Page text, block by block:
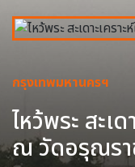
กรุงเทพมหานครฯ
ไหว้พระ สะเ
ณ วัดอรุณรา